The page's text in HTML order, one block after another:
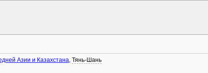
Азии и Казахстана, Тянь-Шань